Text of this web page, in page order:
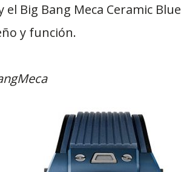
Big Bang Meca Ceramic Blue
y función.